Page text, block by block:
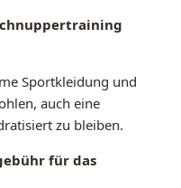
Sportkleidung und
auch eine
zu bleiben.
für das